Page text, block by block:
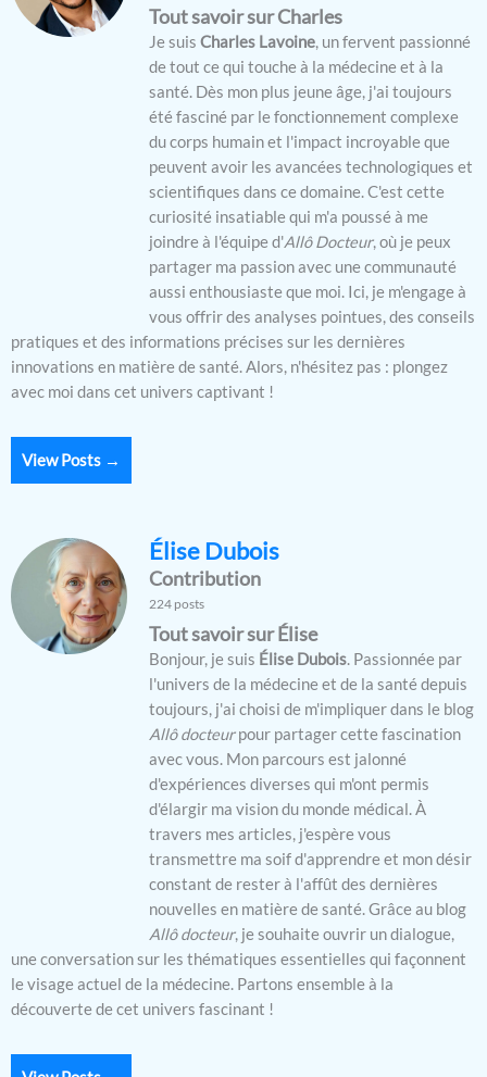
Tout savoir sur Charles
Je suis Charles Lavoine, un fervent passionné
de tout ce qui touche à la médecine et à la
santé. Dès mon plus jeune âge, j'ai toujours
été fasciné par le fonctionnement complexe
du corps humain et l'impact incroyable que
peuvent avoir les avancées technologiques et
scientifiques dans ce domaine. C'est cette
curiosité insatiable qui m'a poussé à me
joindre à l'équipe d'Allô Docteur, où je peux
partager ma passion avec une communauté
aussi enthousiaste que moi. Ici, je m'engage à
vous offrir des analyses pointues, des conseils
pratiques et des informations précises sur les dernières
innovations en matière de santé. Alors, n'hésitez pas : plongez
avec moi dans cet univers captivant !
View Posts →
Élise Dubois
Contribution
224 posts
Tout savoir sur Élise
Bonjour, je suis Élise Dubois. Passionnée par
l'univers de la médecine et de la santé depuis
toujours, j'ai choisi de m'impliquer dans le blog
Allô docteurpour partager cette fascination
avec vous. Mon parcours est jalonné
d'expériences diverses qui m'ont permis
d'élargir ma vision du monde médical. À
travers mes articles, j'espère vous
transmettre ma soif d'apprendre et mon désir
constant de rester à l'affût des dernières
nouvelles en matière de santé. Grâce au blog
Allô docteur, je souhaite ouvrir un dialogue,
une conversation sur les thématiques essentielles qui façonnent
le visage actuel de la médecine. Partons ensemble à la
découverte de cet univers fascinant !